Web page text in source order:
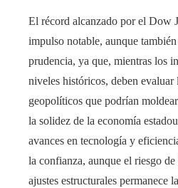
El récord alcanzado por el Dow
impulso notable, aunque
prudencia, ya que, mientras los
niveles históricos, deben
geopolíticos que podrían
la solidez de la economía
avances en tecnología y
la confianza, aunque el riesgo
ajustes estructurales permanece